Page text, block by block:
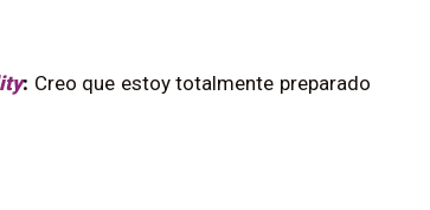
: Creo que estoy totalmente preparado